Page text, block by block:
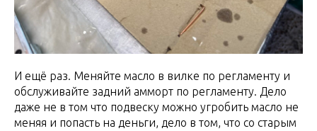
И ещё раз. Меняйте масло в вилке по регламенту и
обслуживайте задний амморт по регламенту. Дело
даже не в том что подвеску можно угробить масло не
меняя и попасть на деньги, дело в том, что со старым